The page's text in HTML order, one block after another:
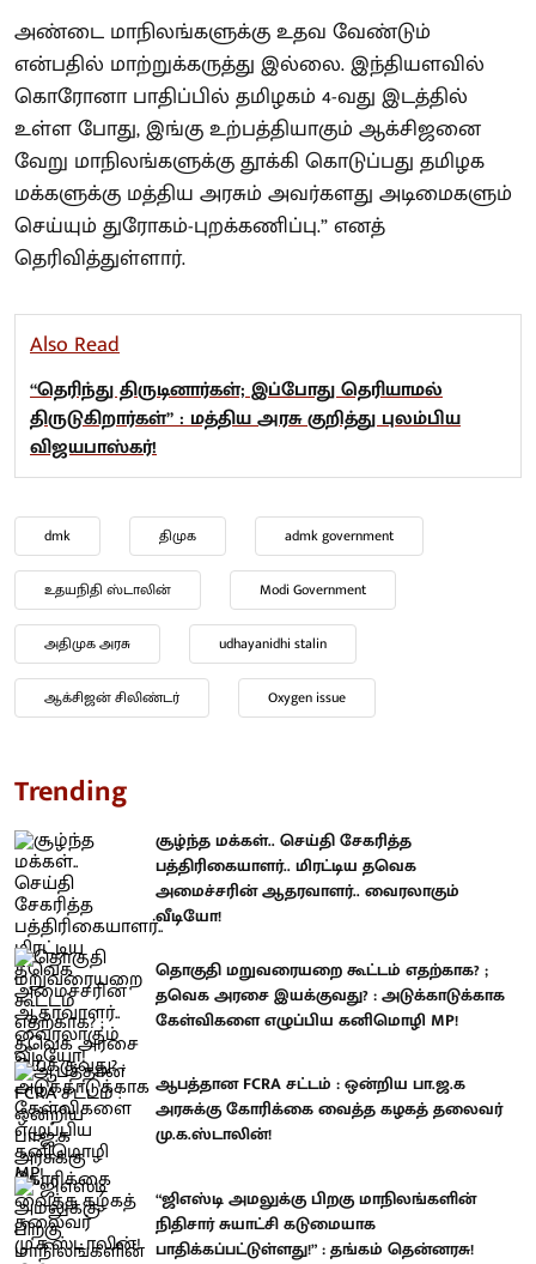
அண்டை மாநிலங்களுக்கு உதவ வேண்டும்
என்பதில் மாற்றுக்கருத்து இல்லை. இந்தியளவில்
கொரோனா பாதிப்பில் தமிழகம் 4-வது இடத்தில்
உள்ள போது, இங்கு உற்பத்தியாகும் ஆக்சிஜனை
வேறு மாநிலங்களுக்கு தூக்கி கொடுப்பது தமிழக
மக்களுக்கு மத்திய அரசும் அவர்களது அடிமைகளும்
செய்யும் துரோகம்-புறக்கணிப்பு.” எனத்
தெரிவித்துள்ளார்.
Also Read
“தெரிந்து திருடினார்கள்; இப்போது தெரியாமல்
திருடுகிறார்கள்” : மத்திய அரசு குறித்து புலம்பிய
விஜயபாஸ்கர்!
dmk திமுக admk government
உதயநிதி ஸ்டாலின் Modi Government
அதிமுக அரசு udhayanidhi stalin
ஆக்சிஜன் சிலிண்டர் Oxygen issue
Trending
சூழ்ந்த மக்கள்.. செய்தி சேகரித்த
பத்திரிகையாளர்.. மிரட்டிய தவெக
அமைச்சரின் ஆதரவாளர்.. வைரலாகும்
வீடியோ!
தொகுதி மறுவரையறை கூட்டம் எதற்காக? ;
தவெக அரசை இயக்குவது? : அடுக்காடுக்காக
கேள்விகளை எழுப்பிய கனிமொழி MP!
ஆபத்தான FCRA சட்டம் : ஒன்றிய பா.ஜ.க
அரசுக்கு கோரிக்கை வைத்த கழகத் தலைவர்
மு.க.ஸ்டாலின்!
“ஜிஎஸ்டி அமலுக்கு பிறகு மாநிலங்களின்
நிதிசார் சுயாட்சி கடுமையாக
பாதிக்கப்பட்டுள்ளது!” : தங்கம் தென்னரசு!